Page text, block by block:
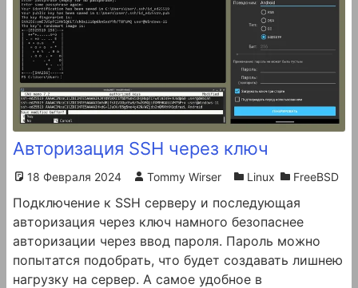
Авторизация SSH через ключ
18 Февраля 2024 Tommy Wirser Linux FreeBSD
Подключение к SSH серверу и последующая
авторизация через ключ намного безопаснее
авторизации через ввод пароля. Пароль можно
попытатся подобрать, что будет создавать лишнею
нагрузку на сервер. А самое удобное в